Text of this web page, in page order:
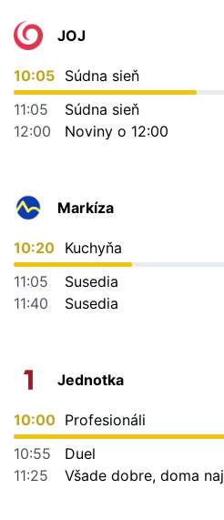
JOJ
10:05 Súdna sieň
11:05
Súdna sieň
12:00
Noviny o 12:00
Markíza
10:20 Kuchyňa
11:05
Susedia
11:40
Susedia
Jednotka
10:00 Profesionáli
10:55
Duel
11:25
Všade dobre, doma naj